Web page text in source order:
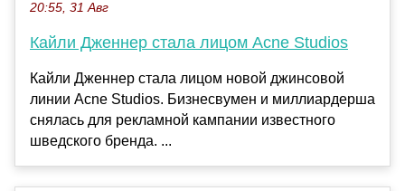
20:55, 31 Авг
Кайли Дженнер стала лицом Acne Studios
Кайли Дженнер стала лицом новой джинсовой
линии Acne Studios. Бизнесвумен и миллиардерша
снялась для рекламной кампании известного
шведского бренда. ...